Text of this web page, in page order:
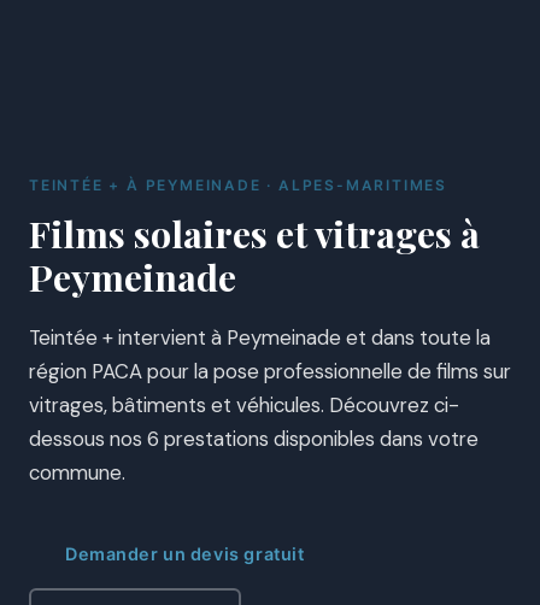
TEINTÉE + À PEYMEINADE · ALPES-MARITIMES
Films solaires et vitrages à
Peymeinade
Teintée + intervient à Peymeinade et dans toute la
région PACA pour la pose professionnelle de films sur
vitrages, bâtiments et véhicules. Découvrez ci-
dessous nos 6 prestations disponibles dans votre
commune.
Demander un devis gratuit